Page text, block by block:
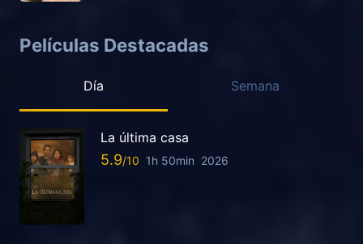
Películas Destacadas
Día Semana
La última casa
5.9 1h 50min 2026